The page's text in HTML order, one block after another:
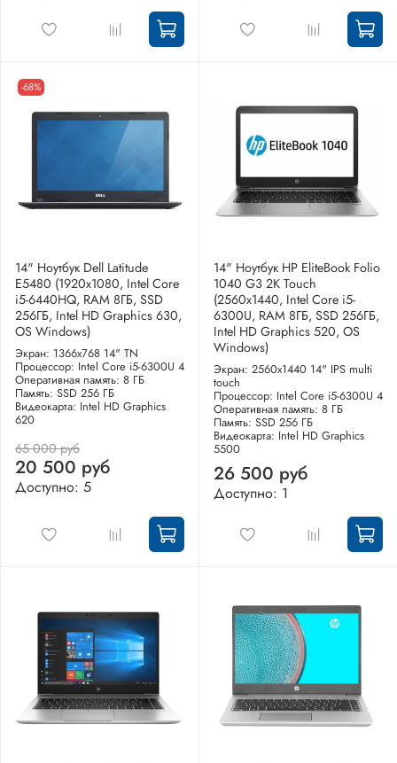
-68%
14" Ноутбук Dell Latitude
E5480 (1920х1080, Intel Core
i5-6440HQ, RAM 8ГБ, SSD
256ГБ, Intel HD Graphics 630,
OS Windows)
Экран: 1366x768 14" TN
Процессор: Intel Core i5-6300U 4
Оперативная память: 8 ГБ
Память: SSD 256 ГБ
Видеокарта: Intel HD Graphics
620
65 000 руб
20 500 руб
Доступно: 5
14" Ноутбук HP EliteBook Folio
1040 G3 2K Touch
(2560x1440, Intel Core i5-
6300U, RAM 8ГБ, SSD 256ГБ,
Intel HD Graphics 520, OS
Windows)
Экран: 2560x1440 14" IPS multi
touch
Процессор: Intel Core i5-6300U 4
Оперативная память: 8 ГБ
Память: SSD 256 ГБ
Видеокарта: Intel HD Graphics
5500
26 500 руб
Доступно: 1